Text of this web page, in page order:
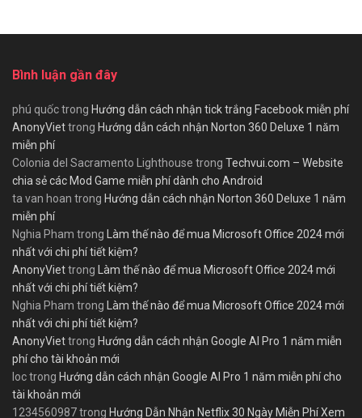
Bình luận gần đây
phú quốctrong Hướng dẫn cách nhận tick trắng Facebook miễn phí
AnonyViettrong Hướng dẫn cách nhận Norton 360 Deluxe 1 năm
miễn phí
Colonia del Sacramento Lighthouse trong Techvui.com – Website
chia sẻ các Mod Game miễn phí dành cho Android
ta van hoan trong Hướng dẫn cách nhận Norton 360 Deluxe 1 năm
miễn phí
Nghia Pham trong Làm thế nào để mua Microsoft Office 2024 mới
nhất với chi phí tiết kiệm?
AnonyViettrong Làm thế nào để mua Microsoft Office 2024 mới
nhất với chi phí tiết kiệm?
Nghia Pham trong Làm thế nào để mua Microsoft Office 2024 mới
nhất với chi phí tiết kiệm?
AnonyViettrong Hướng dẫn cách nhận Google AI Pro 1 năm miễn
phí cho tài khoản mới
loctrong Hướng dẫn cách nhận Google AI Pro 1 năm miễn phí cho
tài khoản mới
1234560987trong Hướng Dẫn Nhận Netflix 30 Ngày Miễn Phí Xem